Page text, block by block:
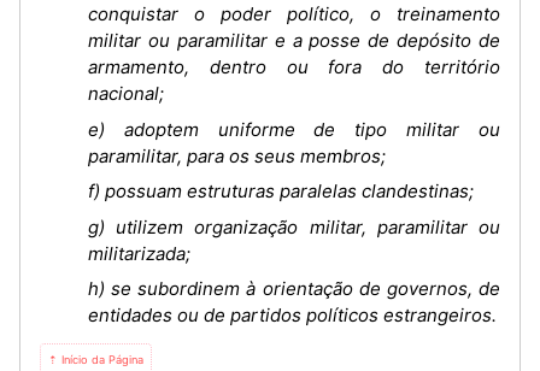
conquistar o poder político, o treinamento
militar ou paramilitar e a posse de depósito de
armamento, dentro ou fora do território
nacional;
e) adoptem uniforme de tipo militar ou
paramilitar, para os seus membros;
f) possuam estruturas paralelas clandestinas;
g) utilizem organização militar, paramilitar ou
militarizada;
h) se subordinem à orientação de governos, de
entidades ou de partidos políticos estrangeiros.
⇡ Início da Página